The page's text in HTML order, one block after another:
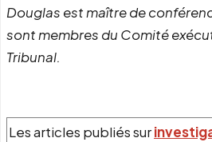
Douglas est maître de
sont membres du Comité
Tribunal.
Les articles publiés sur